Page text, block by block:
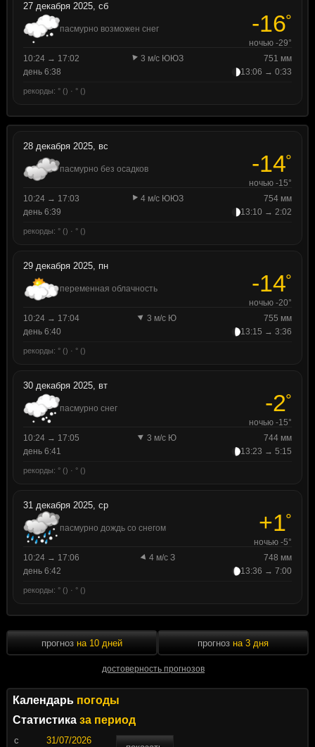
27 декабря 2025, сб
пасмурно возможен снег -16°
ночью -29°
10:24 → 17:02
3 м/с ЮЮЗ
751 мм
день 6:38
13:06 → 0:33
рекорды: ° () · ° ()
28 декабря 2025, вс
пасмурно без осадков -14°
ночью -15°
10:24 → 17:03
4 м/с ЮЮЗ
754 мм
день 6:39
13:10 → 2:02
рекорды: ° () · ° ()
29 декабря 2025, пн
переменная облачность -14°
ночью -20°
10:24 → 17:04
3 м/с Ю
755 мм
день 6:40
13:15 → 3:36
рекорды: ° () · ° ()
30 декабря 2025, вт
пасмурно снег -2°
ночью -15°
10:24 → 17:05
3 м/с Ю
744 мм
день 6:41
13:23 → 5:15
рекорды: ° () · ° ()
31 декабря 2025, ср
пасмурно дождь со снегом +1°
ночью -5°
10:24 → 17:06
4 м/с З
748 мм
день 6:42
13:36 → 7:00
рекорды: ° () · ° ()
прогноз на 10 дней
достоверность прогнозов
прогноз на 3 дня
Календарь погоды
Статистика за период
c